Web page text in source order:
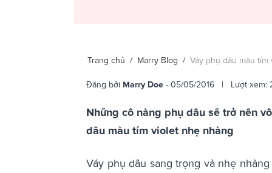
Trang chủ / Marry Blog / Váy phụ dâu màu tím
Đăng bởi Marry Doe - 05/05/2016 | Lượt xem:
Những cô nàng phụ dâu sẽ trở nên
dâu màu tím violet nhẹ nhàng
Váy phụ dâu sang trọng và nhẹ